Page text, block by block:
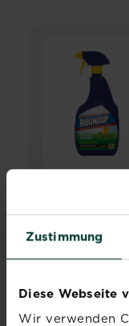
Zustimmung
Diese Webseite
Wir verwenden
Jetzt kaufen